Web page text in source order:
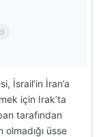
İsrail’in İran’a
için Irak’ta
tarafından
üsse